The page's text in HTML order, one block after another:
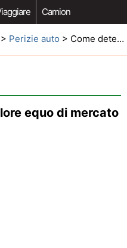
Camion
Car Opzioni Aftermarket
> Perizie auto > Come determinare il valore equo di mercato di un auto
equo di mercato